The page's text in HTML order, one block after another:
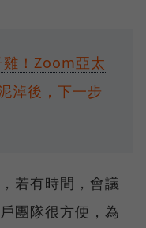
！Zoom亞太
淖後，下一步
若有時間，會議
團隊很方便，為